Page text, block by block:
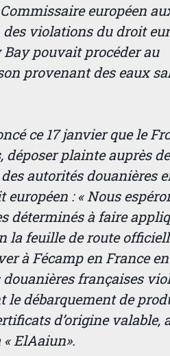
européen
violations du droit
pouvait procéder au
provenant des eaux
ce 17 janvier que le
déposer plainte auprès
autorités douanières
: « Nous
déterminés à faire
la feuille de route
à Fécamp en France
françaises
le débarquement de
d’origine valable,
ElAaiun».